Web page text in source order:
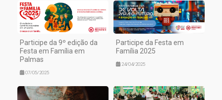
Participe da 9º edição da
Festa em Família em
Palmas
07/05/2025
Participe da Festa em
Família 2025
24/04/2025